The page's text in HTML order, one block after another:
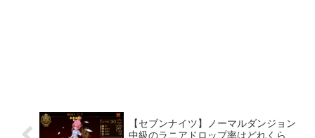
【セブンナイツ】ノーマルダンジョン
中級のラニアドロップ率はどれくら